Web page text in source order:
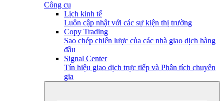
Công cụ
Lịch kinh tế
Luôn cập nhật với các sự kiện thị trường
Copy Trading
Sao chép chiến lược của các nhà giao dịch hàng
đầu
Signal Center
Tín hiệu giao dịch trực tiếp và Phân tích chuyên
gia